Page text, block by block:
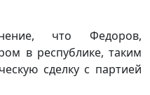
что Федоров,
в республике, таким
сделку с партией